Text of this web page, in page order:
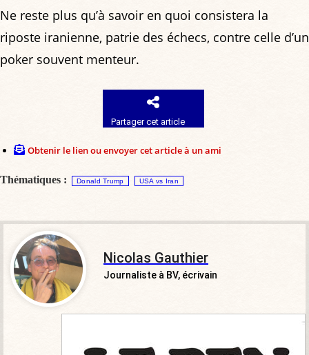
Ne reste plus qu’à savoir en quoi consistera la
riposte iranienne, patrie des échecs, contre celle d’un
poker souvent menteur.
Partager cet article
Obtenir le lien ou envoyer cet article à un ami
Thématiques : Donald Trump USA vs Iran
Nicolas Gauthier
Journaliste à BV, écrivain